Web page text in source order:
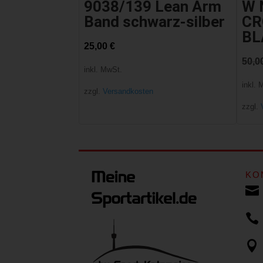
9038/139 Lean Arm
Band schwarz-silber
25,00€
inkl. MwSt.
zzgl. Versandkosten
W
inkl.
zzgl.


